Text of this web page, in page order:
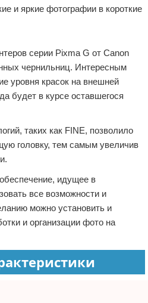
и яркие фотографии в короткие
серии Pixma G от Canon
чернильниц. Интересным
уровня красок на внешней
будет в курсе оставшегося
таких как FINE, позволило
головку, тем самым увеличив
идущее в
все возможности и
можно установить и
и организации фото на